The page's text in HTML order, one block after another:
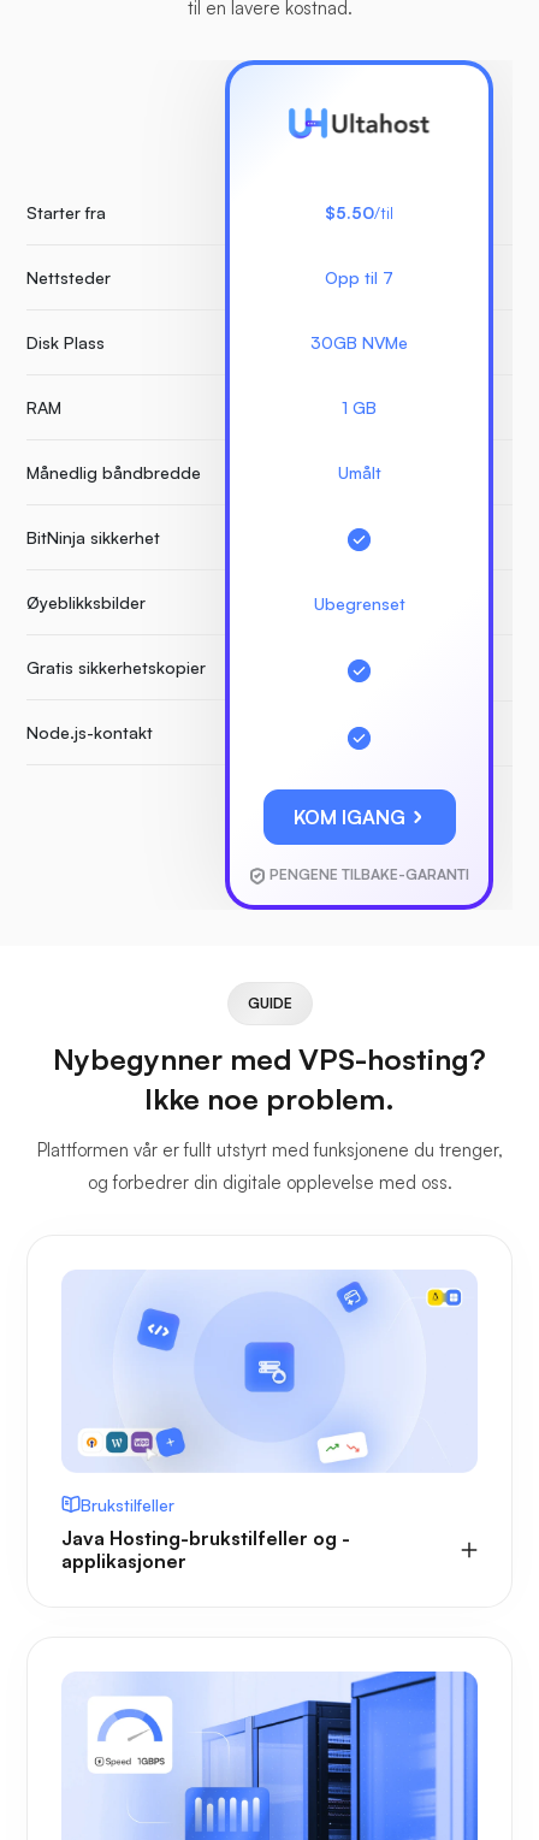
til en lavere kostnad.
Starter fra
Nettsteder
Disk Plass
RAM
Månedlig båndbredde
BitNinja sikkerhet
Øyeblikksbilder
Gratis sikkerhetskopier
Node.js-kontakt
$5.50/til
Opp til 7
30GB NVMe
1 GB
Umålt
Ubegrenset
KOM IGANG
PENGENE TILBAKE-GARANTI
GUIDE
Nybegynner med VPS-hosting?
Ikke noe problem.
Plattformen vår er fullt utstyrt med funksjonene du trenger,
og forbedrer din digitale opplevelse med oss.
Brukstilfeller
Java Hosting-brukstilfeller og -
applikasjoner